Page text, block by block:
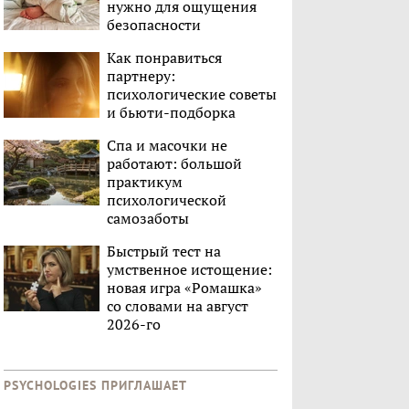
нужно для ощущения
безопасности
Как понравиться
партнеру:
психологические советы
и бьюти-подборка
Спа и масочки не
работают: большой
практикум
психологической
самозаботы
Быстрый тест на
умственное истощение:
новая игра «Ромашка»
со словами на август
2026-го
PSYCHOLOGIES ПРИГЛАШАЕТ